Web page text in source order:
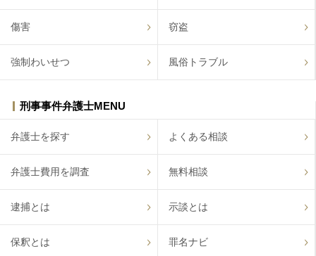
傷害 窃盗
強制わいせつ 風俗トラブル
刑事事件弁護士MENU
弁護士を探す よくある相談
弁護士費用を調査 無料相談
逮捕とは 示談とは
保釈とは 罪名ナビ